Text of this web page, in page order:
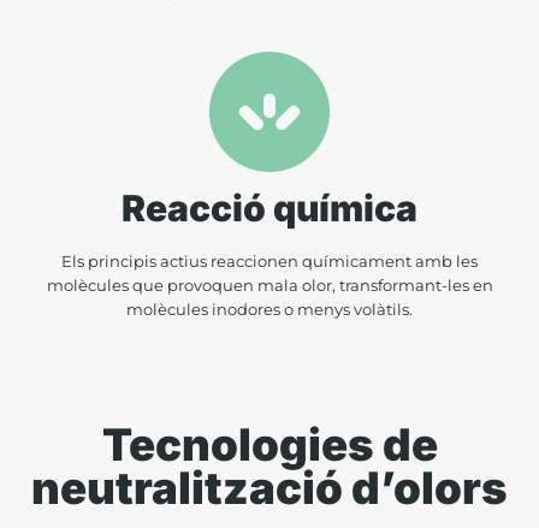
Reacció química
Els principis actius reaccionen químicament amb les
molècules que provoquen mala olor, transformant-les en
molècules inodores o menys volàtils.
Tecnologies de
neutralització d’olors